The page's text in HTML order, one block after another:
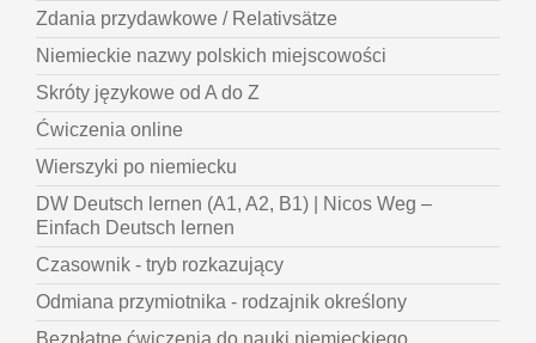
Zdania przydawkowe / Relativsätze
Niemieckie nazwy polskich miejscowości
Skróty językowe od A do Z
Ćwiczenia online
Wierszyki po niemiecku
DW Deutsch lernen (A1, A2, B1) | Nicos Weg –
Einfach Deutsch lernen
Czasownik - tryb rozkazujący
Odmiana przymiotnika - rodzajnik określony